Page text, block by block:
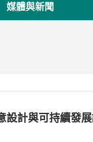
媒體與新聞
設計與可持續發